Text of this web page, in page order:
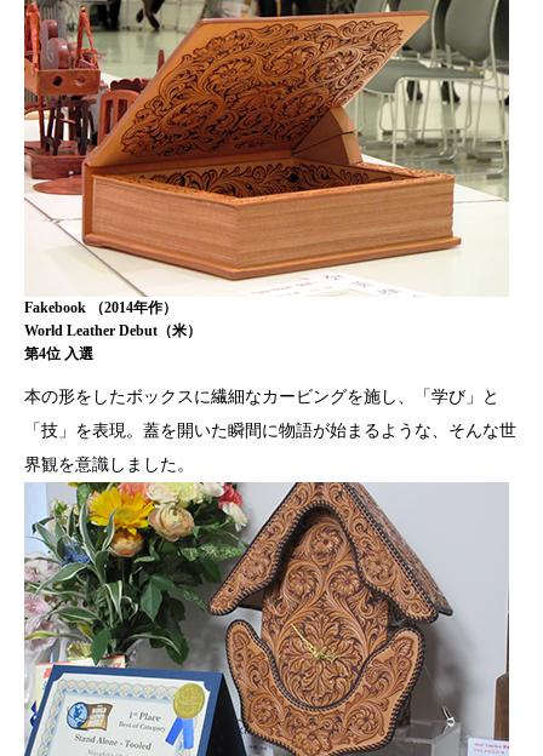
Fakebook （2014年作）
World Leather Debut（米）
第4位 入選
本の形をしたボックスに繊細なカービングを施し、「学び」と
「技」を表現。蓋を開いた瞬間に物語が始まるような、そんな世
界観を意識しました。